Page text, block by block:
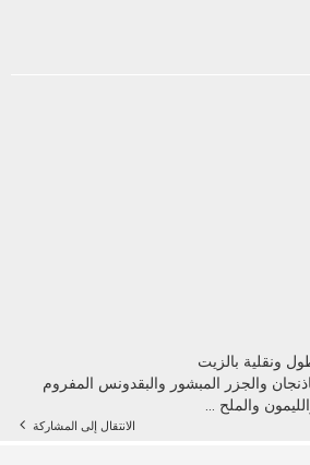
ونقلية بالزيت
والجزر المبشور والبقدونس المفروم
والملح ...
الانتقال إلى المشاركة